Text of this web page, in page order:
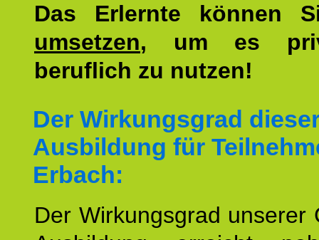
Das Erlernte können
umsetzen, um es
beruflich zu nutzen!
Der Wirkungsgrad
Ausbildung für
Erbach:
Der Wirkungsgrad unserer